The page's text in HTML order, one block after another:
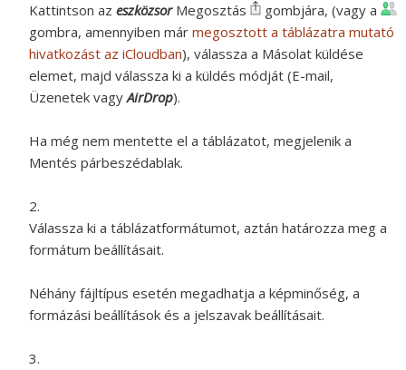
Kattintson az eszközsorMegosztás
gombjára, (vagy a
gombra, amennyiben már megosztott a táblázatra mutató
hivatkozást az iCloudban), válassza a Másolat küldése
elemet, majd válassza ki a küldés módját (E-mail,
Üzenetek vagyAirDrop).
Ha még nem mentette el a táblázatot, megjelenik a
Mentés párbeszédablak.
Válassza ki a táblázatformátumot, aztán határozza meg a
formátum beállításait.
Néhány fájltípus esetén megadhatja a képminőség, a
formázási beállítások és a jelszavak beállításait.